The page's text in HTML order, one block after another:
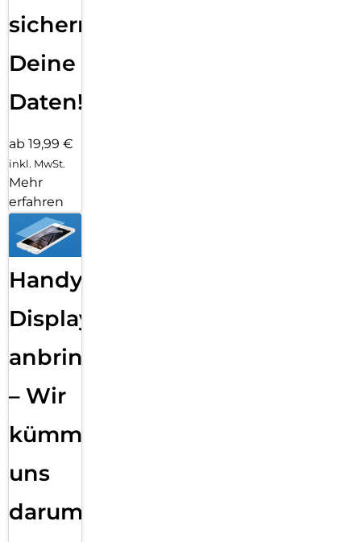
sichern
Deine
Daten!
ab 19,99 €
inkl. MwSt.
Mehr
erfahren
Handy
Displayfolie
anbringen
– Wir
kümmern
uns
darum!